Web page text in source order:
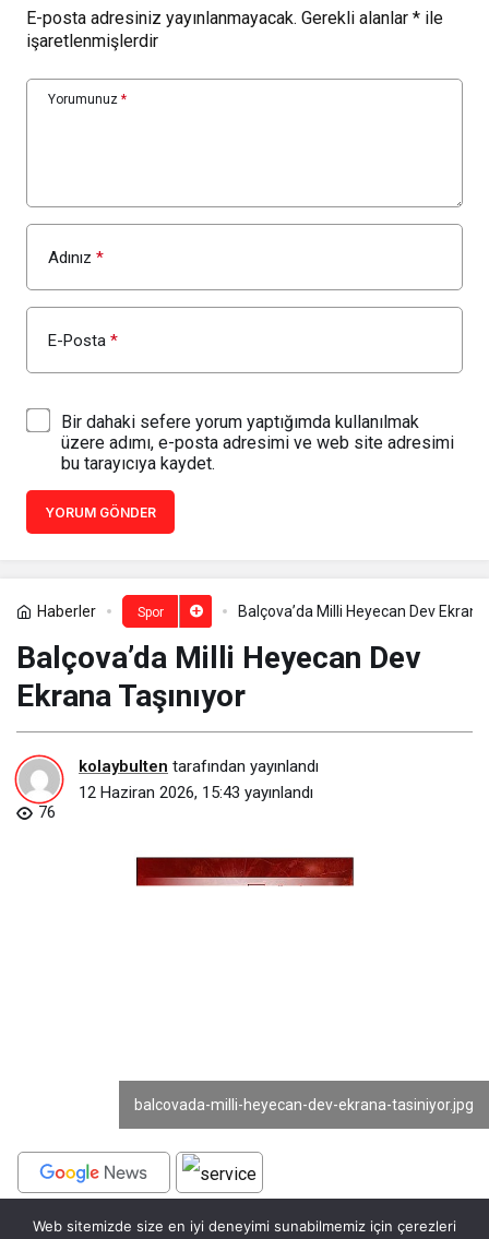
E-posta adresiniz yayınlanmayacak. Gerekli alanlar * ile
işaretlenmişlerdir
Yorumunuz *
Adınız *
E-Posta *
Bir dahaki sefere yorum yaptığımda kullanılmak
üzere adımı, e-posta adresimi ve web site adresimi
bu tarayıcıya kaydet.
YORUM GÖNDER
Haberler Spor Balçova’da Milli Heyecan Dev Ekrana
Balçova’da Milli Heyecan Dev
Ekrana Taşınıyor
kolaybulten tarafından yayınlandı
12 Haziran 2026, 15:43 yayınlandı
76
balcovada-milli-heyecan-dev-ekrana-tasiniyor.jpg
BEĞEN PAYLAŞ
Web sitemizde size en iyi deneyimi sunabilmemiz için çerezleri